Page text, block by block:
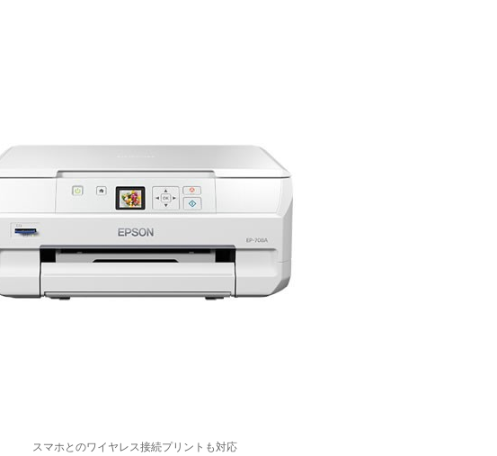
スマホとのワイヤレス接続プリントも対応